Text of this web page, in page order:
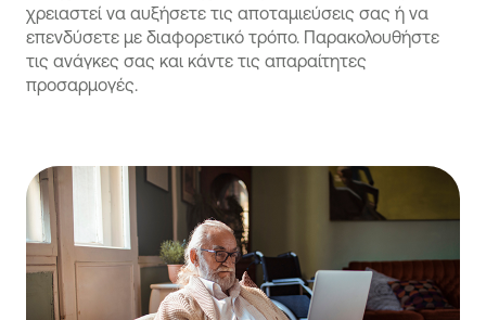
χρειαστεί να αυξήσετε τις αποταμιεύσεις σας ή να
επενδύσετε με διαφορετικό τρόπο. Παρακολουθήστε
τις ανάγκες σας και κάντε τις απαραίτητες
προσαρμογές.